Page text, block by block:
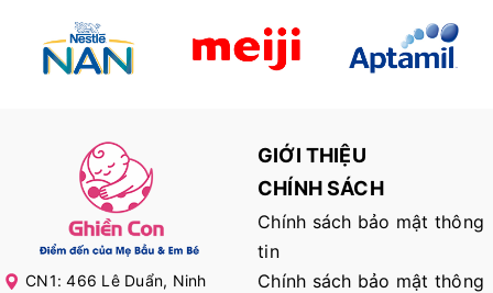
CN1: 466 Lê Duẩn, Ninh
GIỚI THIỆU
CHÍNH SÁCH
Chính sách bảo mật thông
tin
Chính sách bảo mật thông